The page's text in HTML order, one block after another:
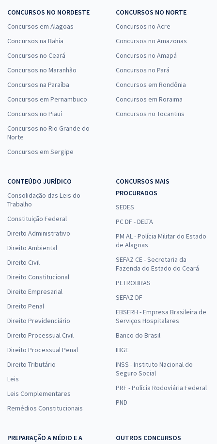
CONCURSOS NO NORDESTE
Concursos em Alagoas
Concursos na Bahia
Concursos no Ceará
Concursos no Maranhão
Concursos na Paraíba
Concursos em Pernambuco
Concursos no Piauí
Concursos no Rio Grande do
Norte
Concursos em Sergipe
CONCURSOS NO NORTE
Concursos no Acre
Concursos no Amazonas
Concursos no Amapá
Concursos no Pará
Concursos em Rondônia
Concursos em Roraima
Concursos no Tocantins
CONTEÚDO JURÍDICO
Consolidação das Leis do
Trabalho
Constituição Federal
Direito Administrativo
Direito Ambiental
Direito Civil
Direito Constitucional
Direito Empresarial
Direito Penal
Direito Previdenciário
Direito Processual Civil
Direito Processual Penal
Direito Tributário
Leis
Leis Complementares
Remédios Constitucionais
CONCURSOS MAIS
PROCURADOS
SEDES
PC DF - DELTA
PM AL - Polícia Militar do Estado
de Alagoas
SEFAZ CE - Secretaria da
Fazenda do Estado do Ceará
PETROBRAS
SEFAZ DF
EBSERH - Empresa Brasileira de
Serviços Hospitalares
Banco do Brasil
IBGE
INSS - Instituto Nacional do
Seguro Social
PRF - Polícia Rodoviária Federal
PND
PREPARAÇÃO A MÉDIO E A
OUTROS CONCURSOS